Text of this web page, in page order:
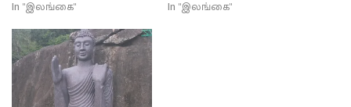
In "இலங்கை" In "இலங்கை"